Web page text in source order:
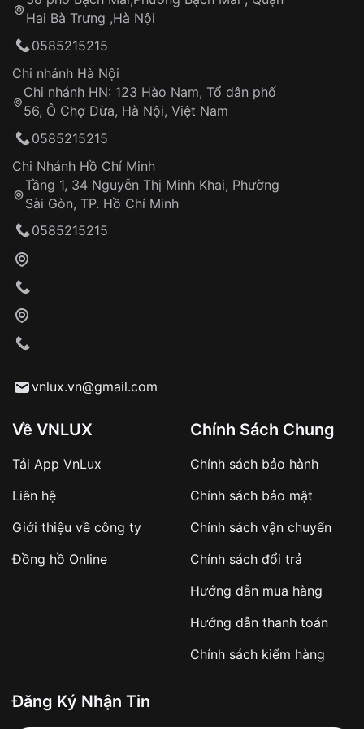
Hotline: 0585 215 215
Từ khóa SEO:
Khách hàng kiểm tra và thanh toán trực tiếp
Từ khóa SEO:
sản phẩm đặc biệt
hàng
Số tiền còn lại thanh toán khi nhận hàng hoặc
✔️ Đảm bảo xử lý đơn hàng nhanh chóng
✔️ Hạn chế tình trạng hủy đơn không mong
Từ khóa SEO:
Tự ý sửa chữa
thống VNLUX
Đảm bảo quyền lợi khách hàng
Đồng hành cùng khách hàng trong suốt quá
trình sử dụng
Hai Bà Trưng ,Hà Nội
0585215215
Chi nhánh Hà Nội
Chi nhánh HN: 123 Hào Nam, Tổ dân phố
56, Ô Chợ Dừa, Hà Nội, Việt Nam
0585215215
Chi Nhánh Hồ Chí Minh
Tầng 1, 34 Nguyễn Thị Minh Khai, Phường
Sài Gòn, TP. Hồ Chí Minh
0585215215
vnlux.vn@gmail.com
Về VNLUX
Tải App VnLux
Liên hệ
Giới thiệu về công ty
Đồng hồ Online
Chính Sách Chung
Chính sách bảo hành
Chính sách bảo mật
Chính sách vận chuyển
Chính sách đổi trả
Hướng dẫn mua hàng
Hướng dẫn thanh toán
Chính sách kiểm hàng
Đăng Ký Nhận Tin